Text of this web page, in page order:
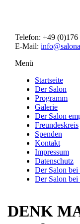
Telefon: +49 (0)176
E-Mail:
Menü
Startseite
Der Salon
Programm
Galerie
Der Salon
Freundeskreis
Spenden
Kontakt
Impressum
Datenschutz
Der Salon bei
Der Salon bei
DENK